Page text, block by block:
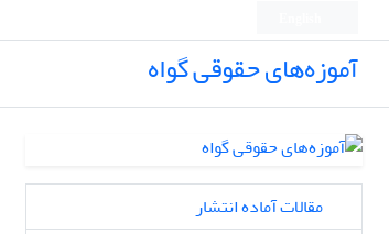
آموزه‌های حقوقی گواه
مقالات آماده انتشار